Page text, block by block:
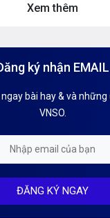
Xem thêm
ký nhận EMAIL
bài hay & và
VNSO.
ĐĂNG KÝ NGAY